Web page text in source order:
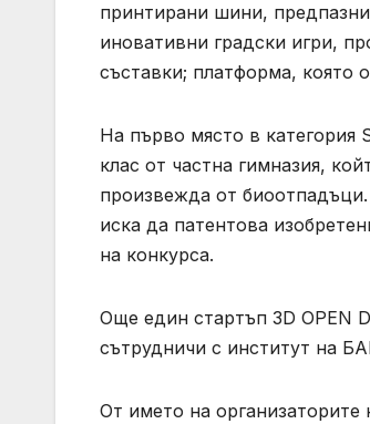
принтирани шини,
иновативни градски игри,
съставки; платформа, която
На първо място в категория
клас от частна гимназия,
произвежда от
иска да патентова
на конкурса.
Още един стартъп 3D OPEN
сътрудничи с институт на
От името на